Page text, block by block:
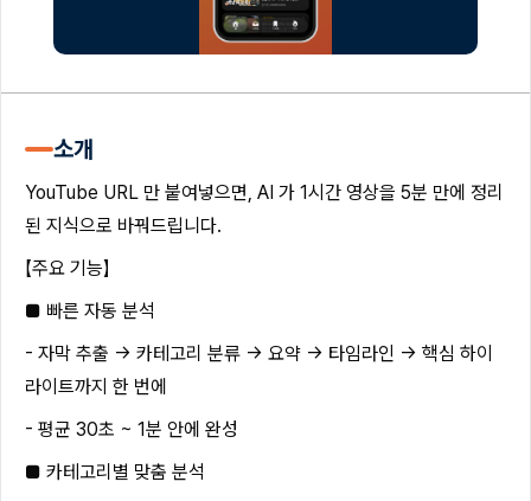
소개
YouTube URL 만 붙여넣으면, AI 가 1시간 영상을 5분 만에 정리
된 지식으로 바꿔드립니다.
【주요 기능】
■ 빠른 자동 분석
- 자막 추출 → 카테고리 분류 → 요약 → 타임라인 → 핵심 하이
라이트까지 한 번에
- 평균 30초 ~ 1분 안에 완성
■ 카테고리별 맞춤 분석